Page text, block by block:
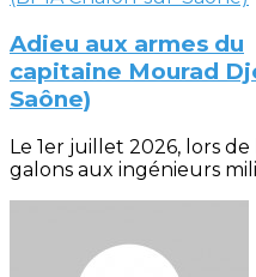
Adieu aux armes du
capitaine Mourad
Saône)
Le 1er juillet 2026, lors
galons aux ingénieurs